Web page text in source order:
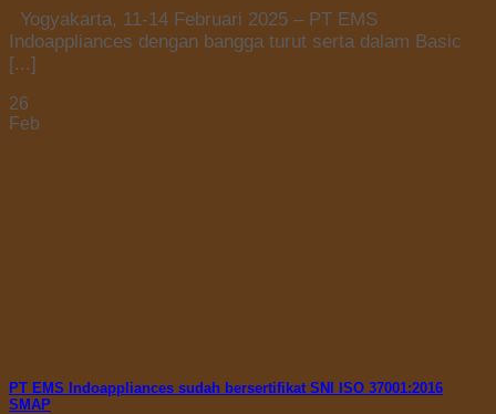
Yogyakarta, 11-14 Februari 2025 – PT EMS
Indoappliances dengan bangga turut serta dalam Basic
[...]
26
Feb
PT EMS Indoappliances sudah bersertifikat SNI ISO 37001:2016
SMAP